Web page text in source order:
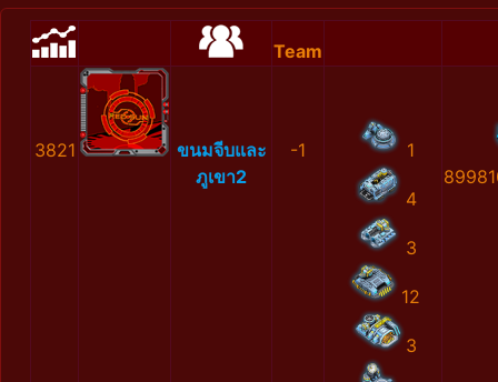
Team
3821
ขนมจีบและ
ภูเขา2
-1 1
4
3
12
3